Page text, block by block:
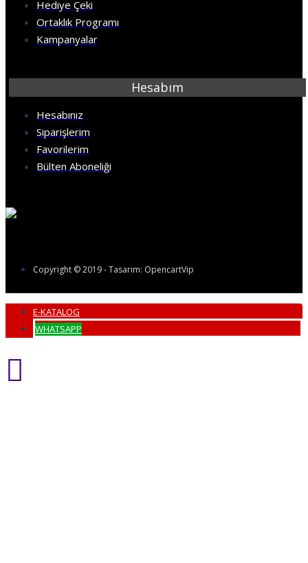
Hediye Çeki
Ortaklık Programı
Kampanyalar
Hesabım
Hesabınız
Siparişlerim
Favorilerim
Bülten Aboneliği
Copyright © 2019 - Tasarım: OpencartVip
E-KATALOG
WHATSAPP